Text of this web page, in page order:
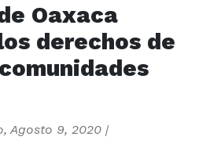
Oaxaca
derechos de
Agosto 9, 2020 |